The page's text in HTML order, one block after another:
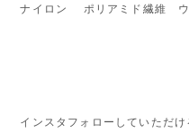
ナイロン ポリアミド繊維
インスタフォローしていただ